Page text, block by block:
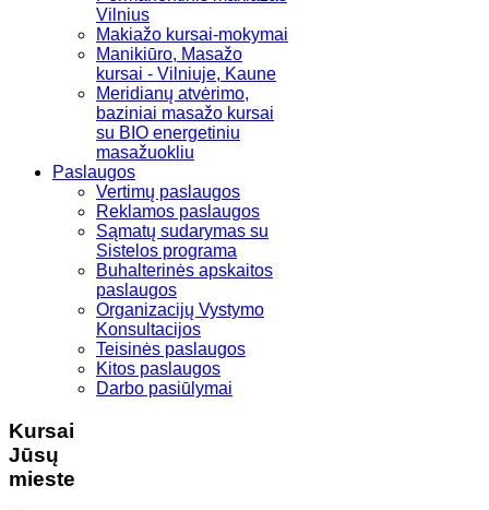
Vilnius
Makiažo kursai-mokymai
Manikiūro, Masažo
kursai - Vilniuje, Kaune
Meridianų atvėrimo,
baziniai masažo kursai
su BIO energetiniu
masažuokliu
Paslaugos
Vertimų paslaugos
Reklamos paslaugos
Sąmatų sudarymas su
Sistelos programa
Buhalterinės apskaitos
paslaugos
Organizacijų Vystymo
Konsultacijos
Teisinės paslaugos
Kitos paslaugos
Darbo pasiūlymai
Kursai
Jūsų
mieste